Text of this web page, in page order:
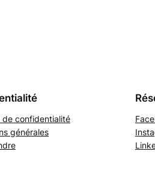
de confidentialité
générales